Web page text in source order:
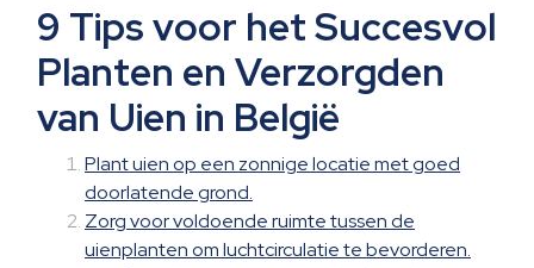
9 Tips voor het Succesvol
Planten en Verzorgden
van Uien in België
Plant uien op een zonnige locatie met goed
doorlatende grond.
Zorg voor voldoende ruimte tussen de
uienplanten om luchtcirculatie te bevorderen.